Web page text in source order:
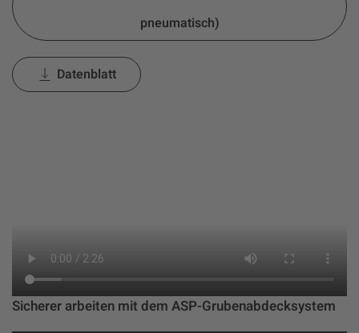
pneumatisch)
Datenblatt
Sicherer arbeiten mit dem ASP-Grubenabdecksystem